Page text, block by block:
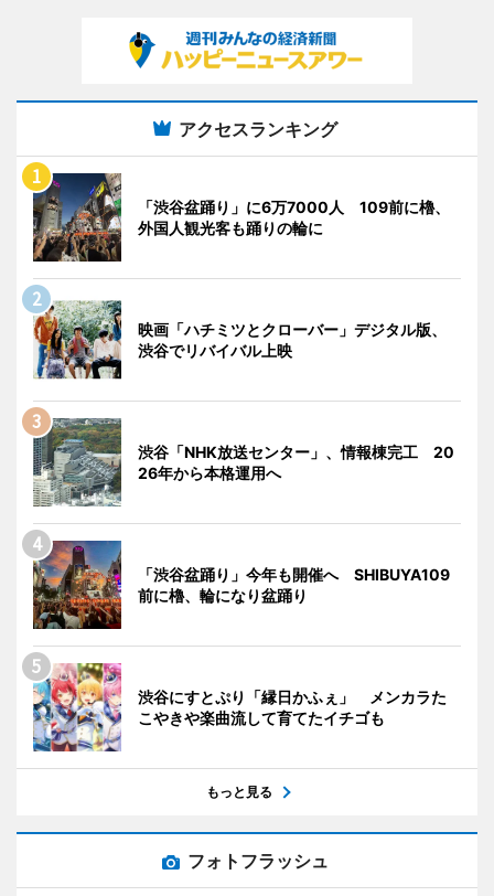
アクセスランキング
「渋谷盆踊り」に6万7000人 109前に櫓、
外国人観光客も踊りの輪に
映画「ハチミツとクローバー」デジタル版、
渋谷でリバイバル上映
渋谷「NHK放送センター」、情報棟完工 20
26年から本格運用へ
「渋谷盆踊り」今年も開催へ SHIBUYA109
前に櫓、輪になり盆踊り
渋谷にすとぷり「縁日かふぇ」 メンカラた
こやきや楽曲流して育てたイチゴも
もっと見る
フォトフラッシュ